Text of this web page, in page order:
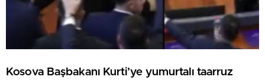
Kosova Başbakanı Kurti’ye yumurtalı taarruz